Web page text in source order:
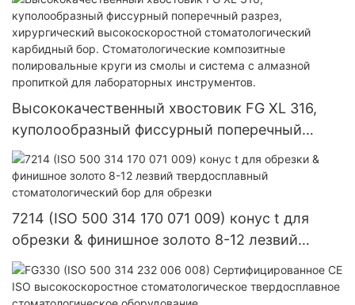
Высококачественный хвостовик FG XL 316,
куполообразный фиссурный поперечный
разрез, хирургический высокоскоростной
стоматологический карбидный бор.
Стоматологические композитные
полировальные круги из смолы и система с
алмазной пропиткой для лабораторных
инструментов.
7214 (ISO 500 314 170 071 009) конус t для
обрезки & финишное золото 8-12 лезвий
твердосплавный стоматологический бор для
обрезки